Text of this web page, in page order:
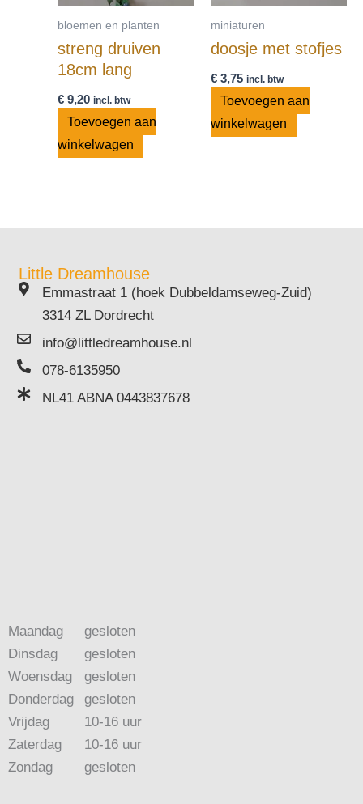
bloemen en planten
streng druiven
18cm lang
€ 9,20 incl. btw
Toevoegen aan
winkelwagen
miniaturen
doosje met stofjes
€3,75 incl. btw
Toevoegen aan
winkelwagen
Little Dreamhouse
Emmastraat 1 (hoek Dubbeldamseweg-Zuid)
3314 ZL Dordrecht
info@littledreamhouse.nl
078-6135950
NL41 ABNA 0443837678
Maandag
Dinsdag
Woensdag
Donderdag
Vrijdag
Zaterdag
Zondag
gesloten
gesloten
gesloten
gesloten
10-16 uur
10-16 uur
gesloten